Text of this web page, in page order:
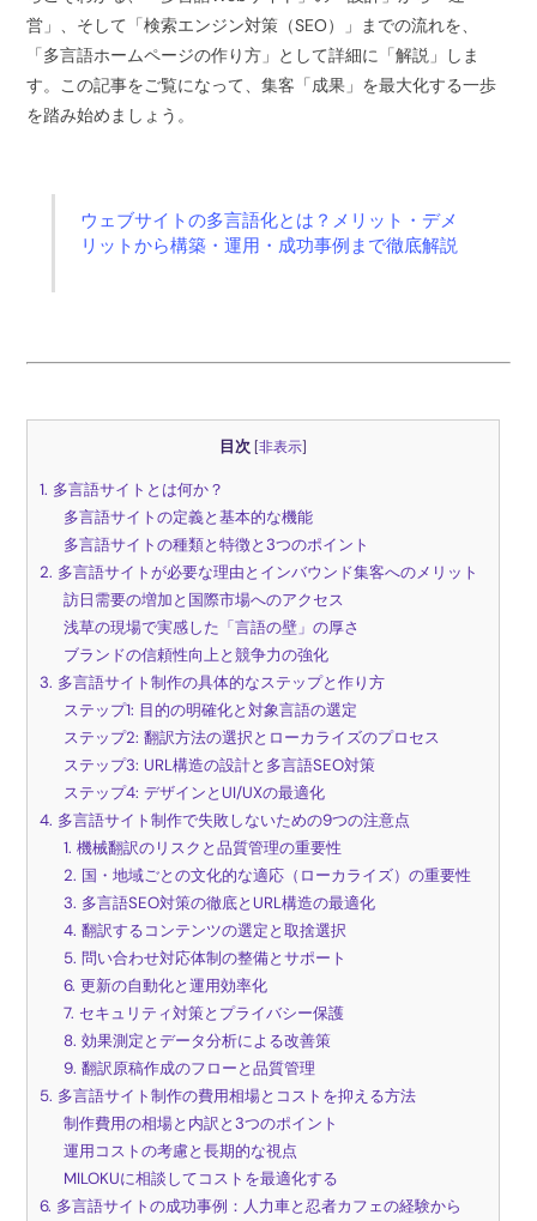
営」、そして「検索エンジン対策（SEO）」までの流れを、
「多言語ホームページの作り方」として詳細に「解説」しま
す。この記事をご覧になって、集客「成果」を最大化する一歩
を踏み始めましょう。
ウェブサイトの多言語化とは？メリット・デメ
リットから構築・運用・成功事例まで徹底解説
目次 [非表示]
1. 多言語サイトとは何か？
多言語サイトの定義と基本的な機能
多言語サイトの種類と特徴と3つのポイント
2. 多言語サイトが必要な理由とインバウンド集客へのメリット
訪日需要の増加と国際市場へのアクセス
浅草の現場で実感した「言語の壁」の厚さ
ブランドの信頼性向上と競争力の強化
3. 多言語サイト制作の具体的なステップと作り方
ステップ1: 目的の明確化と対象言語の選定
ステップ2: 翻訳方法の選択とローカライズのプロセス
ステップ3: URL構造の設計と多言語SEO対策
ステップ4: デザインとUI/UXの最適化
4. 多言語サイト制作で失敗しないための9つの注意点
1. 機械翻訳のリスクと品質管理の重要性
2. 国・地域ごとの文化的な適応（ローカライズ）の重要性
3. 多言語SEO対策の徹底とURL構造の最適化
4. 翻訳するコンテンツの選定と取捨選択
5. 問い合わせ対応体制の整備とサポート
6. 更新の自動化と運用効率化
7. セキュリティ対策とプライバシー保護
8. 効果測定とデータ分析による改善策
9. 翻訳原稿作成のフローと品質管理
5. 多言語サイト制作の費用相場とコストを抑える方法
制作費用の相場と内訳と3つのポイント
運用コストの考慮と長期的な視点
MILOKUに相談してコストを最適化する
6. 多言語サイトの成功事例：人力車と忍者カフェの経験から